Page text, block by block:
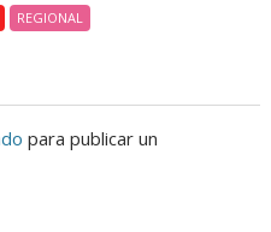
REGIONAL
para publicar un